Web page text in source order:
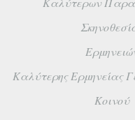
Καλύτερης Ερμηνείας
Κοινού